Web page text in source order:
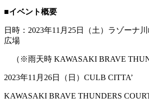
■イベント概要
日時：2023年11月25日（土）ラゾーナ
広場
（※雨天時 KAWASAKI BRAVE
2023年11月26日（日）CULB CITTA’
KAWASAKI BRAVE THUNDERS